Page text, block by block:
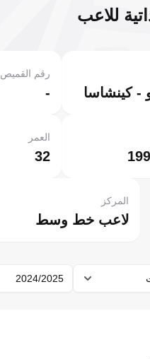
للاعب
- كينشاسا -
رقم القميص
32
العمر
لاعب خط وسط
المركز
2024/2025